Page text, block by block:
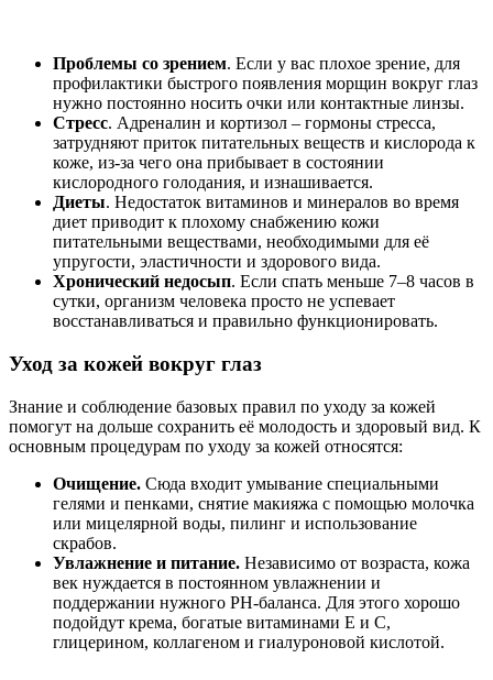
Проблемы со зрением. Если у вас плохое зрение, для
профилактики быстрого появления морщин вокруг глаз
нужно постоянно носить очки или контактные линзы.
Стресс. Адреналин и кортизол – гормоны стресса,
затрудняют приток питательных веществ и кислорода к
коже, из-за чего она прибывает в состоянии
кислородного голодания, и изнашивается.
Диеты. Недостаток витаминов и минералов во время
диет приводит к плохому снабжению кожи
питательными веществами, необходимыми для её
упругости, эластичности и здорового вида.
Хронический недосып. Если спать меньше 7–8 часов в
сутки, организм человека просто не успевает
восстанавливаться и правильно функционировать.
Уход за кожей вокруг глаз
Знание и соблюдение базовых правил по уходу за кожей
помогут на дольше сохранить её молодость и здоровый вид. К
основным процедурам по уходу за кожей относятся:
Очищение. Сюда входит умывание специальными
гелями и пенками, снятие макияжа с помощью молочка
или мицелярной воды, пилинг и использование
скрабов.
Увлажнение и питание. Независимо от возраста, кожа
век нуждается в постоянном увлажнении и
поддержании нужного PH-баланса. Для этого хорошо
подойдут крема, богатые витаминами E и C,
глицерином, коллагеном и гиалуроновой кислотой.